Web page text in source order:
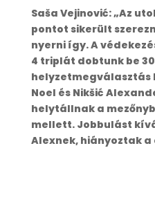
Saša Vejinović: „Az
pontot sikerült
nyerni így. A
4 triplát dobtunk be
helyzetmegválasztás
Noel és Nikšić
helytállnak a
mellett. Jobbulást
Alexnek, hiányoztak a